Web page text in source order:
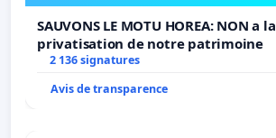
SAUVONS LE MOTU HOREA: NON a la
privatisation de notre patrimoine
2 136 signatures
Avis de transparence